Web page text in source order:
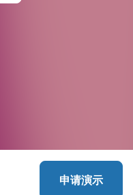
申请演示